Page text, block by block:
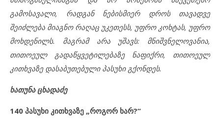
გამოსავალი, რადგან ნებისმიერ დროს თავადვე
შეიძლება მიაგნო რაღაც უკეთესს, უფრო კოხტას, უფრო
მოხდენილს. მაგრამ არა უშავს: მნიშვნელოვანია,
თითოეულ
გადაწყვეტილებაზე
ნაფიქრი, თითოეულ
კითხვაზე დასაბუთებული პასუხი გქონდეს.
ხათუნა ცხადაძე
140 პასუხი კითხვაზე „როგორ ხარ?“